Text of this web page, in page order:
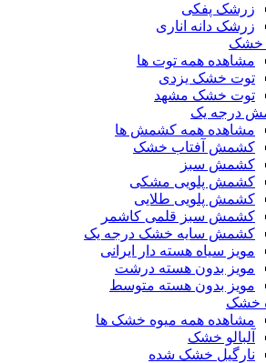
زرشک پفکی
زرشک دانه اناری
خشک
مشاهده همه توت ها
توت خشک یزدی
توت خشک مشهد
درجه یک
مشاهده همه کشمش ها
کشمش آفتاب خشک
کشمش سبز
کشمش پلویی مشکی
کشمش پلویی طلایی
کشمش سبز قلمی کاشمر
کشمش سایه خشک درجه یک
مویز سیاه هسته دار ایرانی
مویز بدون هسته درشت
مویز بدون هسته متوسط
خشک
مشاهده همه میوه خشک ها
آلبالو خشک
نارگیل خشک شده